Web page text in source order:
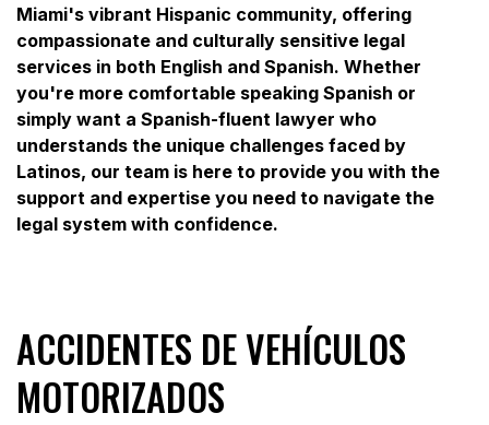
Miami's vibrant Hispanic community, offering
compassionate and culturally sensitive legal
services in both English and Spanish. Whether
you're more comfortable speaking Spanish or
simply want a Spanish-fluent lawyer who
understands the unique challenges faced by
Latinos, our team is here to provide you with the
support and expertise you need to navigate the
legal system with confidence.
ACCIDENTES DE VEHÍCULOS
MOTORIZADOS